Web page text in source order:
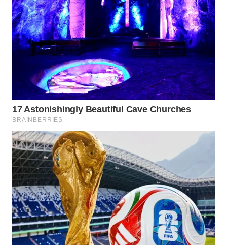
WN
MALUT
WN
DAIRI
WN
DANAU
TOBA
WN
NIAS
WN
LANGKAT
WN
TAPANULI
SELATAN